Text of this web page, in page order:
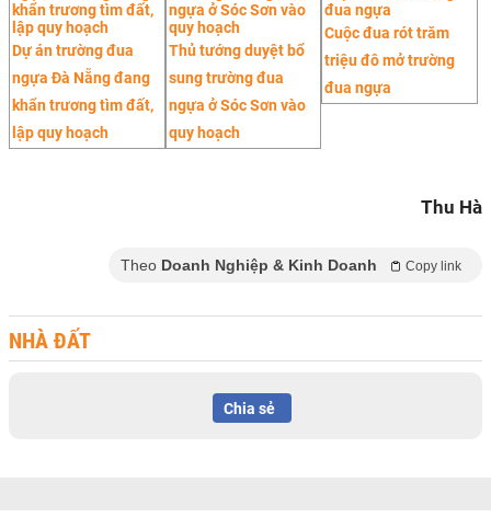
Dự án trường đua
ngựa Đà Nẵng đang
khẩn trương tìm đất,
lập quy hoạch
Thủ tướng duyệt bổ
sung trường đua
ngựa ở Sóc Sơn vào
quy hoạch
Cuộc đua rót trăm
triệu đô mở trường
đua ngựa
Thu Hà
Theo Doanh Nghiệp & Kinh Doanh Copy link
NHÀ ĐẤT
Chia sẻ